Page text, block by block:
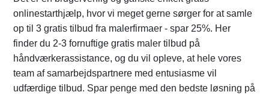
onlinestarthjælp, hvor vi meget gerne sørger for at samle
op til 3 gratis tilbud fra malerfirmaer - spar 25%. Her
finder du 2-3 fornuftige gratis maler tilbud på
håndværkerassistance, og du vil opleve, at hele vores
team af samarbejdspartnere med entusiasme vil
udfærdige tilbud. Spar penge med den bedste løsning på